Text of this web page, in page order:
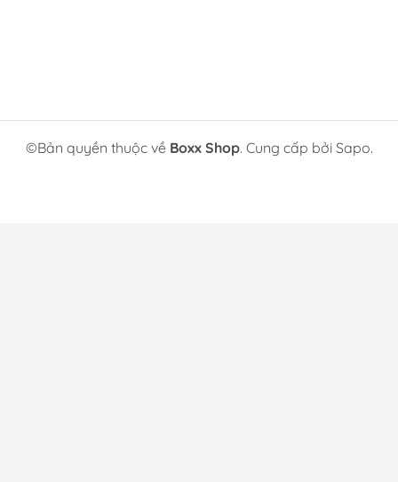
©Bản quyền thuộc về Boxx Shop. Cung cấp bởi Sapo.